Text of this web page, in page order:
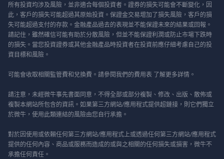
所有投資均涉及風險，並非適合每個投資者。證券的損失可能會不斷變化，因
此，客戶的損失可能超過其原始投資。保證金交易增加了損失風險，客戶的損
失可能超過支付的存款。金融產品過去的表現並不能保證未來的結果或回報。
請記住，雖然確信可能有助於分散風險，但並不能保證利潤或防止市場下跌時
的損失。當您投資證券或其他金融產品時投資者在投資前應仔細考慮自己的投
資目標和風險。
可能會收取相關監管費和兌換費。請參閱我們的費用表 了解更多詳情。
請注意，未經微牛事先書面同意，不得全部或部分複製、修改、出版、散佈或
複製本網站所包含的資訊。如果第三方網站/應用程式提供超鏈接，則它們獨立
於微牛，使用此類連結的風險由您自行承擔。
對於因使用或依賴任何第三方網站/應用程式上或透過任何第三方網站/應用程式
提供的任何內容、商品或服務而造成的或與之相關的任何損失或損害，微牛不
承擔任何責任。